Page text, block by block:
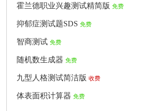
霍兰德职业兴趣测试精简版 免费
抑郁症测试题SDS 免费
智商测试 免费
随机数生成器 免费
九型人格测试简洁版 收费
体表面积计算器 免费